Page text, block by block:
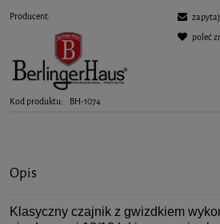
Producent:
Kod produktu: BH-1074
poleć
Opis
Klasyczny czajnik z gwizdkiem